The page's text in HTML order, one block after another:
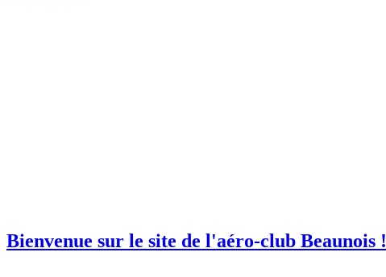
Bienvenue sur le site de l'aéro-club Beaunois !